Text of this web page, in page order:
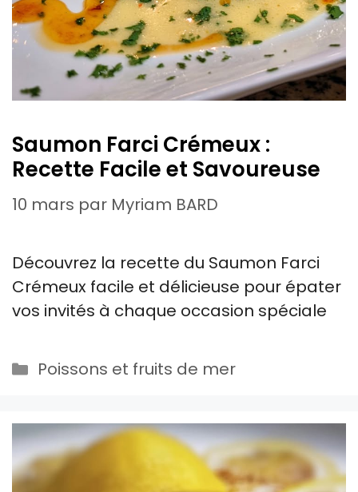
Saumon Farci Crémeux :
Recette Facile et Savoureuse
10 mars par Myriam BARD
Découvrez la recette du Saumon Farci
Crémeux facile et délicieuse pour épater
vos invités à chaque occasion spéciale
Catégories
Poissons et fruits de mer